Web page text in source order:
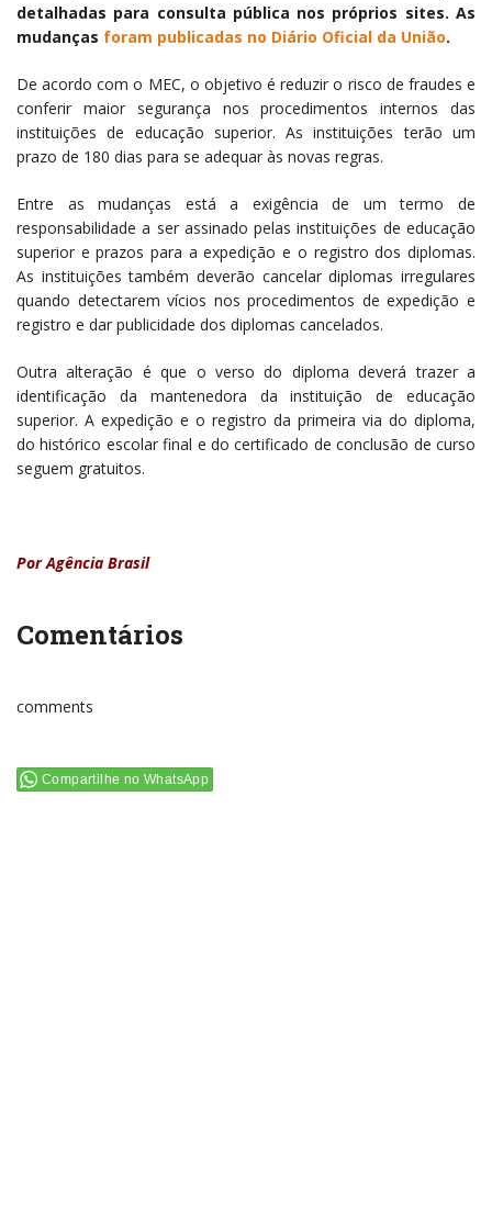
detalhadas para consulta pública nos próprios sites. As
mudanças foram publicadas no Diário Oficial da União.
De acordo com o MEC, o objetivo é reduzir o risco de fraudes e
conferir maior segurança nos procedimentos internos das
instituições de educação superior. As instituições terão um
prazo de 180 dias para se adequar às novas regras.
Entre as mudanças está a exigência de um termo de
responsabilidade a ser assinado pelas instituições de educação
superior e prazos para a expedição e o registro dos diplomas.
As instituições também deverão cancelar diplomas irregulares
quando detectarem vícios nos procedimentos de expedição e
registro e dar publicidade dos diplomas cancelados.
Outra alteração é que o verso do diploma deverá trazer a
identificação da mantenedora da instituição de educação
superior. A expedição e o registro da primeira via do diploma,
do histórico escolar final e do certificado de conclusão de curso
seguem gratuitos.
Por Agência Brasil
Comentários
comments
Compartilhe no WhatsApp